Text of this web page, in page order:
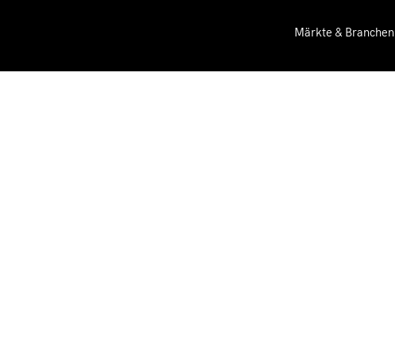
Märkte & Branchen